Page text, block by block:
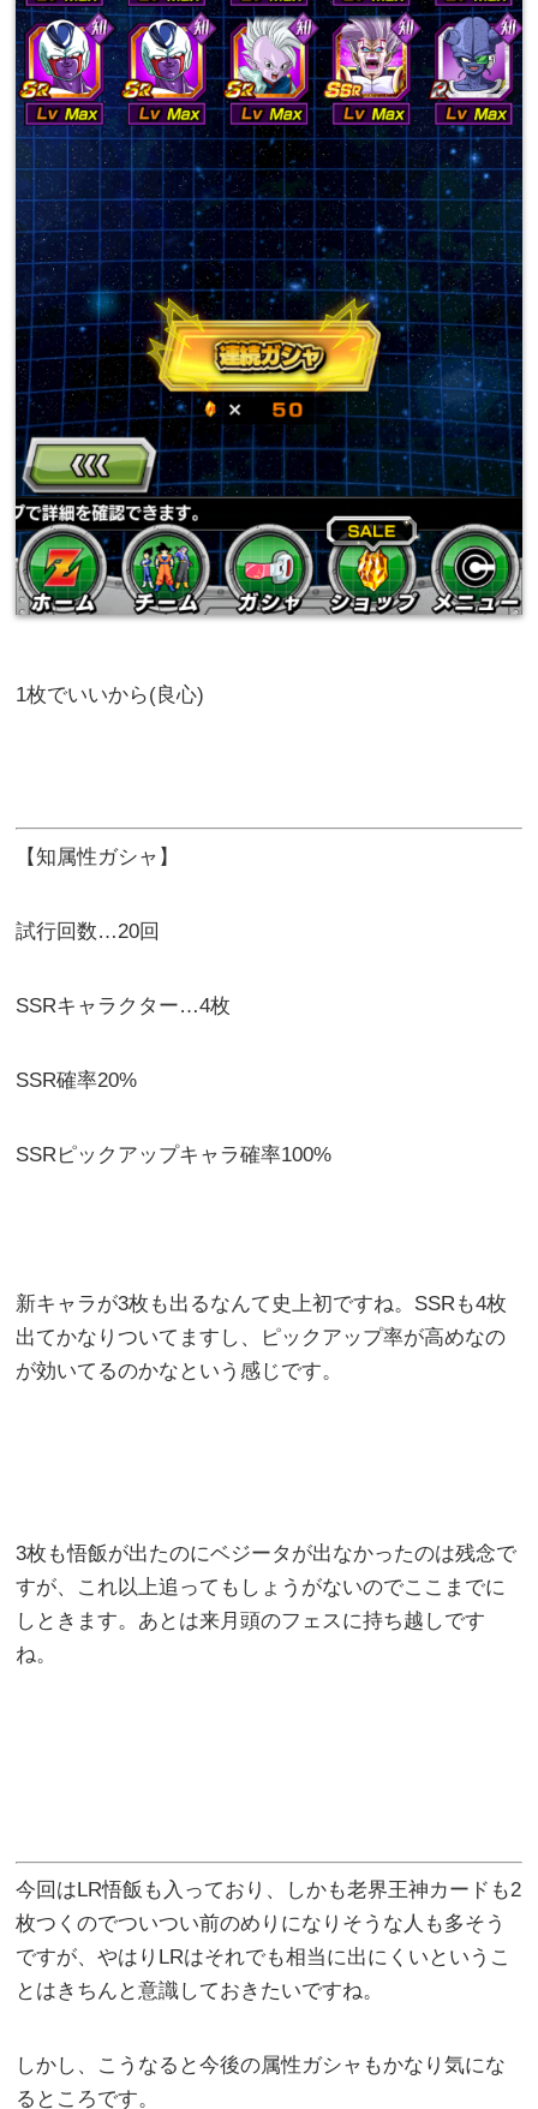
1枚でいいから(良心)
【知属性ガシャ】
試行回数…20回
SSRキャラクター…4枚
SSR確率20%
SSRピックアップキャラ確率100%
新キャラが3枚も出るなんて史上初ですね。SSRも4枚
出てかなりついてますし、ピックアップ率が高めなの
が効いてるのかなという感じです。
3枚も悟飯が出たのにベジータが出なかったのは残念で
すが、これ以上追ってもしょうがないのでここまでに
しときます。あとは来月頭のフェスに持ち越しです
ね。
今回はLR悟飯も入っており、しかも老界王神カードも2
枚つくのでついつい前のめりになりそうな人も多そう
ですが、やはりLRはそれでも相当に出にくいというこ
とはきちんと意識しておきたいですね。
しかし、こうなると今後の属性ガシャもかなり気にな
るところです。